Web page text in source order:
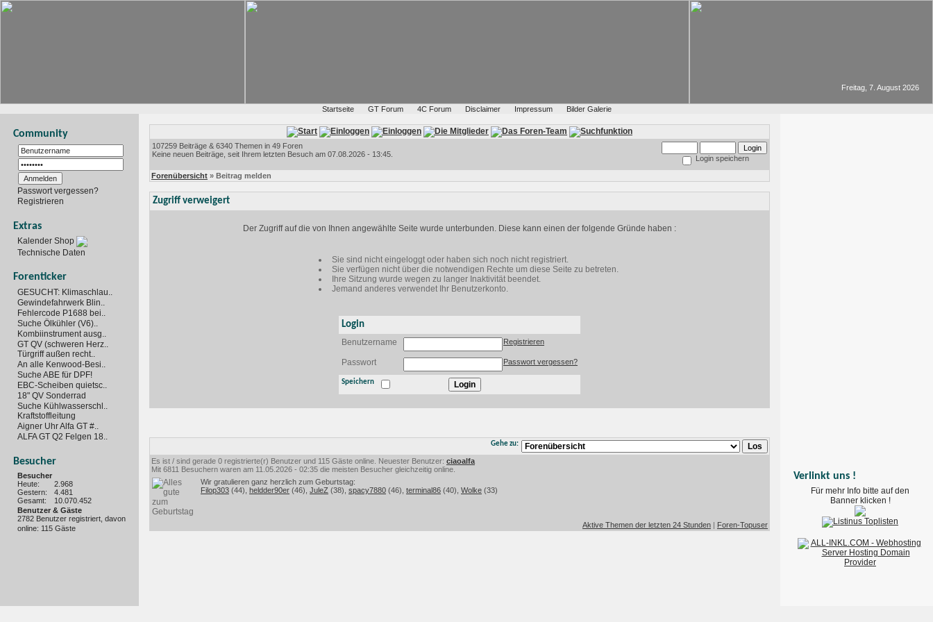
Startseite GT Forum 4C Forum Disclaimer Impressum Bilder Galerie
Freitag, 7. August 2026
Community
Passwort vergessen?
Registrieren
Extras
Kalender Shop
Technische Daten
Forenticker
GESUCHT: Klimaschlau..
Gewindefahrwerk Blin..
Fehlercode P1688 bei..
Suche Ölkühler (V6)..
Kombiinstrument ausg..
GT QV (schweren Herz..
Türgriff außen recht..
An alle Kenwood-Besi..
Suche ABE für DPF!
EBC-Scheiben quietsc..
18" QV Sonderrad
Suche Kühlwasserschl..
Kraftstoffleitung
Aigner Uhr Alfa GT #..
ALFA GT Q2 Felgen 18..
Besucher
Besucher
Heute:
2.968
Gestern:
4.481
Gesamt:
10.070.452
Benutzer & Gäste
2782 Benutzer registriert, davon
online: 115 Gäste
107259 Beiträge & 6340 Themen in 49 Foren
Keine neuen Beiträge, seit Ihrem letzten Besuch am 07.08.2026 - 13:45.
Login speichern
Forenübersicht » Beitrag melden
Zugriff verweigert
Der Zugriff auf die von Ihnen angewählte Seite wurde unterbunden. Diese kann einen der folgende Gründe haben :
Sie sind nicht eingeloggt oder haben sich noch nicht registriert.
Sie verfügen nicht über die notwendigen Rechte um diese Seite zu betreten.
Ihre Sitzung wurde wegen zu langer Inaktivität beendet.
Jemand anderes verwendet Ihr Benutzerkonto.
Login
Benutzername Registrieren
Passwort Passwort vergessen?
Speichern
Gehe zu:
Es ist / sind gerade 0 registrierte(r) Benutzer und 115 Gäste online. Neuester Benutzer: ciaoalfa
Mit 6811 Besuchern waren am 11.05.2026 - 02:35 die meisten Besucher gleichzeitig online.
Wir gratulieren ganz herzlich zum Geburtstag:
Filop303 (44), heldder90er (46), JuleZ (38), spacy7880 (46), terminal86 (40), Wolke (33)
Aktive Themen der letzten 24 Stunden | Foren-Topuser
Verlinkt uns !
Für mehr Info bitte auf den
Banner klicken !